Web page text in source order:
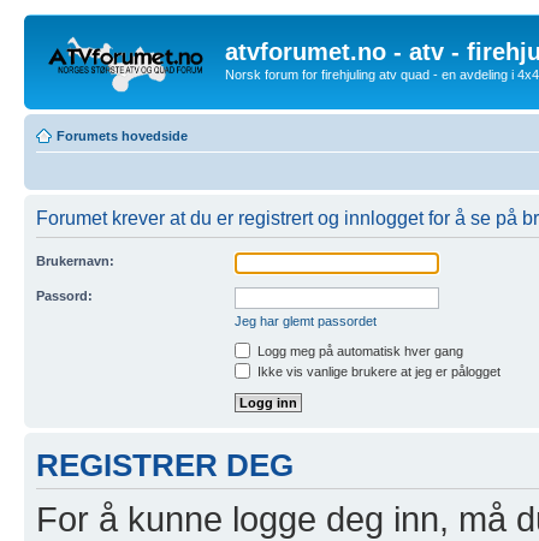
atvforumet.no - atv -
Norsk forum for firehjuling atv quad - en avdeling i
Forumets hovedside
Forumet krever at du er registrert og innlogget for å se på
Brukernavn:
Passord:
Jeg har glemt passordet
Logg meg på automatisk hver gang
Ikke vis vanlige brukere at jeg er pålogget
REGISTRER DEG
For å kunne logge deg inn, må